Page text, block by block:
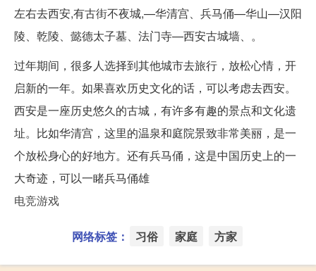
左右去西安,有古街不夜城,—华清宫、兵马俑—华山—汉阳
陵、乾陵、懿德太子墓、法门寺—西安古城墙、。
过年期间，很多人选择到其他城市去旅行，放松心情，开
启新的一年。如果喜欢历史文化的话，可以考虑去西安。
西安是一座历史悠久的古城，有许多有趣的景点和文化遗
址。比如华清宫，这里的温泉和庭院景致非常美丽，是一
个放松身心的好地方。还有兵马俑，这是中国历史上的一
大奇迹，可以一睹兵马俑雄
电竞游戏
网络标签： 习俗 家庭 方家